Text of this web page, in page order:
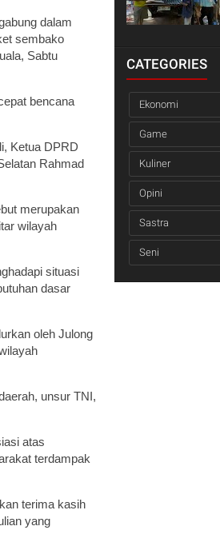
dalam
sembako
Sabtu
bencana
Ketua DPRD
Rahmad
merupakan
wilayah
situasi
dasar
oleh Julong
unsur TNI,
atas
terdampak
terima kasih
yang
CATEGORIES
Ekonomi
Game
Kuliner
Opini
Sastra
Seni